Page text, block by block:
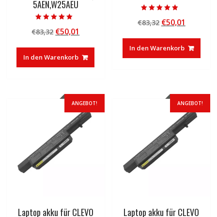
5AEN,W25AEU
5.00
von 5
€83,32 Ursprünglicher
war:
€83,32
€50,01
ist:
€50,01.
In den Warenkorb
4.50
von 5
€83,32 Ursprünglicher
war:
€83,32
€50,01
ist:
€50,01.
In den Warenkorb
ANGEBOT!
Laptop akku für CLEVO
ANGEBOT!
Laptop akku für CLEVO